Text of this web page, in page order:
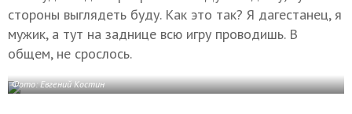
стороны выглядеть буду. Как это так? Я дагестанец, я
мужик, а тут на заднице всю игру проводишь. В
общем, не срослось.
Фото: Евгений Костин